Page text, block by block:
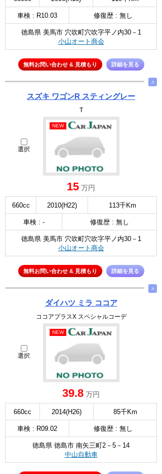
車検 : R10.03 修復歴 : 無し
徳島県 美馬市 穴吹町穴吹字平ノ内30－1
小山オート商会
無料お問い合わせ & 見積もり 詳細を見る
∧
スズキ ワゴンR スティングレー
T
選択
NEW
15 万円
660cc 2010(H22) 113千Km
車検 : - 修復歴 : 無し
徳島県 美馬市 穴吹町穴吹字平ノ内30－1
小山オート商会
無料お問い合わせ & 見積もり 詳細を見る
∧
ダイハツ ミラ ココア
ココアプラスX スペシャルコーデ
選択
NEW
39.8 万円
660cc 2014(H26) 85千Km
車検 : R09.02 修復歴 : 無し
徳島県 徳島市 南矢三町2－5－14
中山自動車